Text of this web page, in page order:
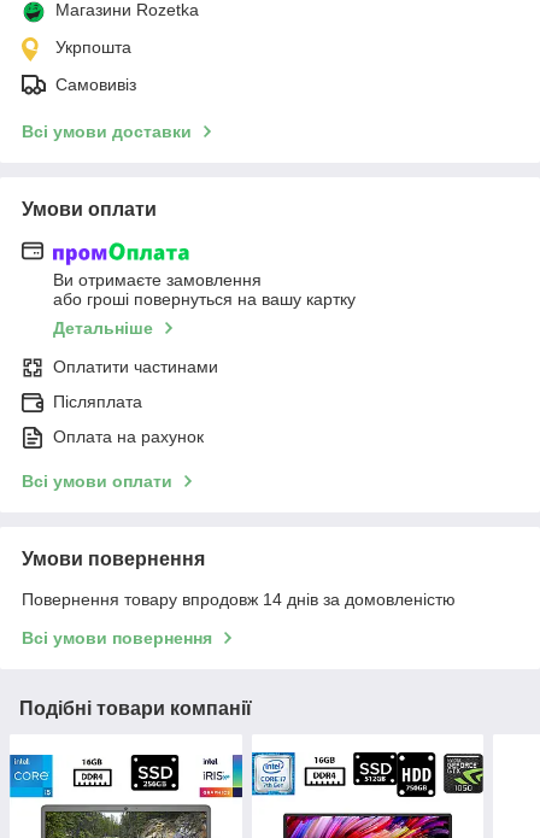
Магазини Rozetka
Укрпошта
Самовивіз
Всі умови доставки
Умови оплати
Ви отримаєте замовлення
або гроші повернуться на вашу картку
Детальніше
Оплатити частинами
Післяплата
Оплата на рахунок
Всі умови оплати
Умови повернення
Повернення товару впродовж 14 днів за домовленістю
Всі умови повернення
Подібні товари компанії